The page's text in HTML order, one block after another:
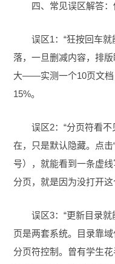
四、常见误区解答：
误区1：“狂按回车
落，一旦删减内容，排
大——实测一个10页文档
15%。
误区2：“分页符看
在，只是默认隐藏。点
号），就能看到一条虚
分页，就是因为没打开这
误区3：“更新目录
页是两套系统。目录靠
分页符控制。曾有学生